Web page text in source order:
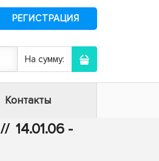
РЕГИСТРАЦИЯ
На сумму:
Контакты
// 14.01.06 -